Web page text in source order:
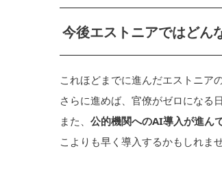
今後エストニアではどん
これほどまでに進んだエストニア
さらに進めば、官僚がゼロになる
また、 公的機関へのAI導入が進ん
こよりも早く導入するかもしれませ